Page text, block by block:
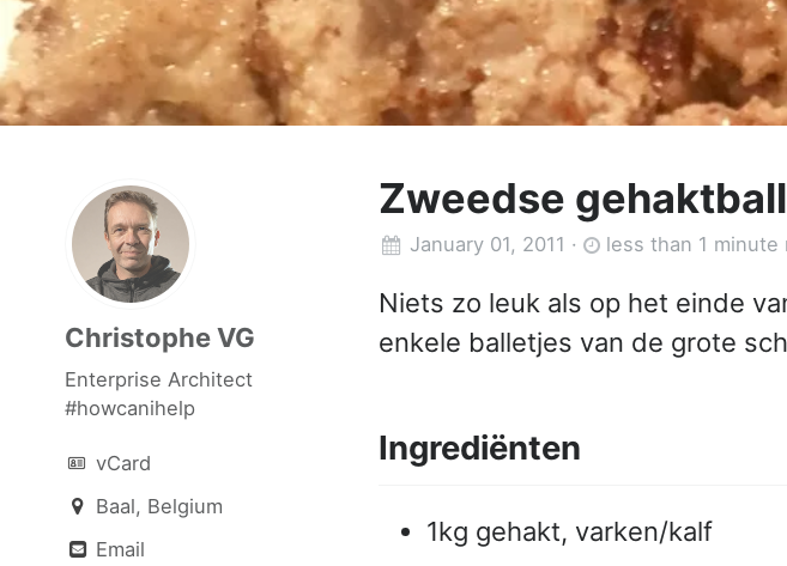
Christophe VG
Enterprise Architect
#howcanihelp
vCard
Baal, Belgium
Email
Zweedse
January 01, 2011 · less than 1 minute
Niets zo leuk als op het einde
enkele balletjes van de grote
Ingrediënten
1kg gehakt, varken/kalf